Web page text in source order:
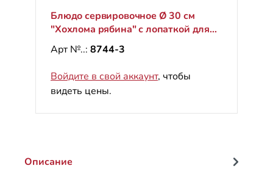
Блюдо сервировочное Ø 30 см
"Хохлома рябина" с лопаткой для
торта
Арт №..: 8744-3
Войдите в свой аккаунт, чтобы
видеть цены.
Описание